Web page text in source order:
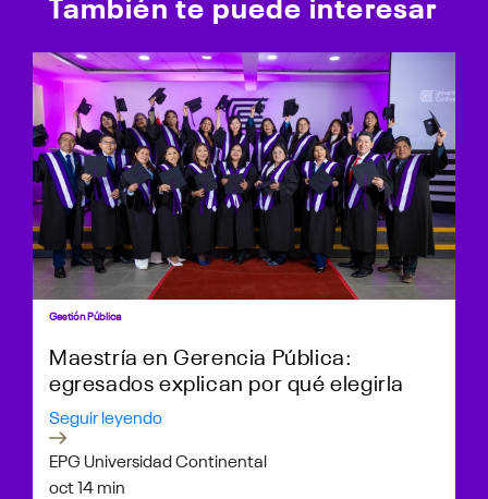
Gestión Pública
Maestría en Gerencia Pública:
egresados explican por qué elegirla
Seguir leyendo
EPG Universidad Continental
oct 14 min